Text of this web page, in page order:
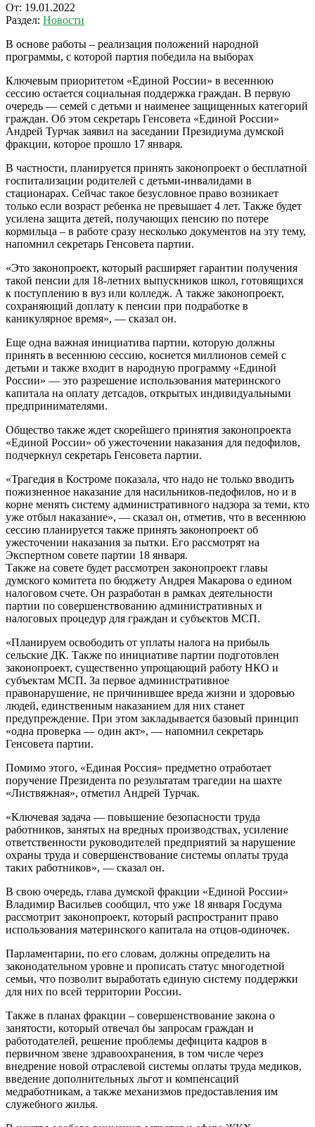
От: 19.01.2022
Раздел: Новости
В основе работы – реализация положений народной
программы, с которой партия победила на выборах
Ключевым приоритетом «Единой России» в весеннюю
сессию остается социальная поддержка граждан. В первую
очередь — семей с детьми и наименее защищенных категорий
граждан. Об этом секретарь Генсовета «Единой России»
Андрей Турчак заявил на заседании Президиума думской
фракции, которое прошло 17 января.
В частности, планируется принять законопроект о бесплатной
госпитализации родителей с детьми-инвалидами в
стационарах. Сейчас такое безусловное право возникает
только если возраст ребенка не превышает 4 лет. Также будет
усилена защита детей, получающих пенсию по потере
кормильца – в работе сразу несколько документов на эту тему,
напомнил секретарь Генсовета партии.
«Это законопроект, который расширяет гарантии получения
такой пенсии для 18-летних выпускников школ, готовящихся
к поступлению в вуз или колледж. А также законопроект,
сохраняющий доплату к пенсии при подработке в
каникулярное время», — сказал он.
Еще одна важная инициатива партии, которую должны
принять в весеннюю сессию, коснется миллионов семей с
детьми и также входит в народную программу «Единой
России» — это разрешение использования материнского
капитала на оплату детсадов, открытых индивидуальными
предпринимателями.
Общество также ждет скорейшего принятия законопроекта
«Единой России» об ужесточении наказания для педофилов,
подчеркнул секретарь Генсовета партии.
«Трагедия в Костроме показала, что надо не только вводить
пожизненное наказание для насильников-педофилов, но и в
корне менять систему административного надзора за теми, кто
уже отбыл наказание», — сказал он, отметив, что в весеннюю
сессию планируется также принять законопроект об
ужесточении наказания за пытки. Его рассмотрят на
Экспертном совете партии 18 января.
Также на совете будет рассмотрен законопроект главы
думского комитета по бюджету Андрея Макарова о едином
налоговом счете. Он разработан в рамках деятельности
партии по совершенствованию административных и
налоговых процедур для граждан и субъектов МСП.
«Планируем освободить от уплаты налога на прибыль
сельские ДК. Также по инициативе партии подготовлен
законопроект, существенно упрощающий работу НКО и
субъектам МСП. За первое административное
правонарушение, не причинившее вреда жизни и здоровью
людей, единственным наказанием для них станет
предупреждение. При этом закладывается базовый принцип
«одна проверка — один акт», — напомнил секретарь
Генсовета партии.
Помимо этого, «Единая Россия» предметно отработает
поручение Президента по результатам трагедии на шахте
«Листвяжная», отметил Андрей Турчак.
«Ключевая задача — повышение безопасности труда
работников, занятых на вредных производствах, усиление
ответственности руководителей предприятий за нарушение
охраны труда и совершенствование системы оплаты труда
таких работников», — сказал он.
В свою очередь, глава думской фракции «Единой России»
Владимир Васильев сообщил, что уже 18 января Госдума
рассмотрит законопроект, который распространит право
использования материнского капитала на отцов-одиночек.
Парламентарии, по его словам, должны определить на
законодательном уровне и прописать статус многодетной
семьи, что позволит выработать единую систему поддержки
для них по всей территории России.
Также в планах фракции – совершенствование закона о
занятости, который отвечал бы запросам граждан и
работодателей, решение проблемы дефицита кадров в
первичном звене здравоохранения, в том числе через
внедрение новой отраслевой системы оплаты труда медиков,
введение дополнительных льгот и компенсаций
медработникам, а также механизмов предоставления им
служебного жилья.